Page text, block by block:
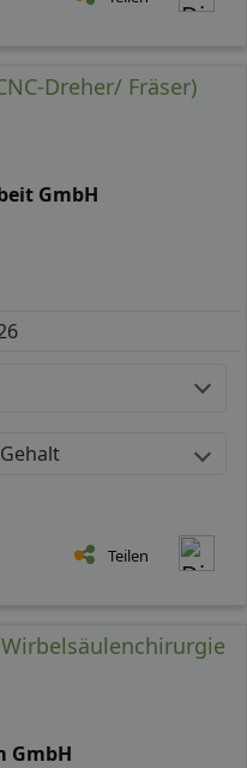
Dreher/ Fräser)
GmbH
Gehalt
Teilen
GmbH